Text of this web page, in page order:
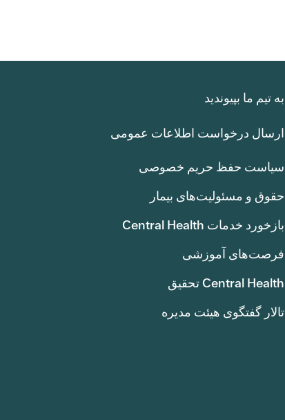
به تیم ما بپیوندید
ارسال درخواست اطلاعات عمومی
سیاست حفظ حریم خصوصی
حقوق و مسئولیت‌های بیمار
بازخورد خدمات Central Health
فرصت‌های آموزشی
Central Health تحقیق
تالار گفتگوی هیئت مدیره